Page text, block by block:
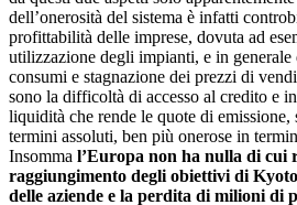
dell’onerosità del sistema è infatti
profittabilità delle imprese, dovuta ad
utilizzazione degli impianti, e in generale
consumi e stagnazione dei prezzi di
sono la difficoltà di accesso al credito e
liquidità che rende le quote di
termini assoluti, ben più onerose in
Insomma l’Europa non ha nulla di cui
raggiungimento degli obiettivi di
delle aziende e la perdita di milioni di